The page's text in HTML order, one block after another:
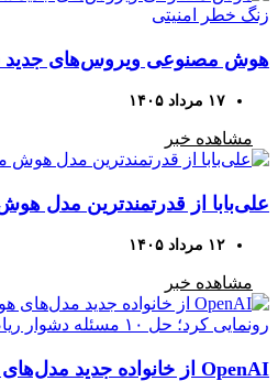
هوش مصنوعی ویروس‌های
علمی با زنگ خطر امنیتی
۱۷ مرداد ۱۴۰۵
مشاهده خبر
علی‌بابا از قدرتمندترین مدل
۱۲ مرداد ۱۴۰۵
مشاهده خبر